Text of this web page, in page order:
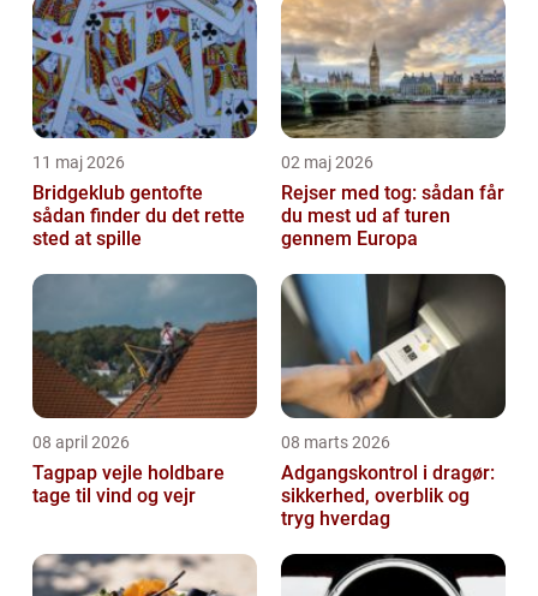
11 maj 2026
Bridgeklub gentofte
sådan finder du det rette
sted at spille
02 maj 2026
Rejser med tog: sådan får
du mest ud af turen
gennem Europa
08 april 2026
Tagpap vejle holdbare
tage til vind og vejr
08 marts 2026
Adgangskontrol i dragør:
sikkerhed, overblik og
tryg hverdag